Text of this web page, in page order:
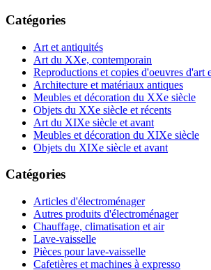
Catégories
Art et antiquités
Art du XXe, contemporain
Reproductions et copies d'oeuvres d'art
Architecture et matériaux antiques
Meubles et décoration du XXe siècle
Objets du XXe siècle et récents
Art du XIXe siècle et avant
Meubles et décoration du XIXe siècle
Objets du XIXe siècle et avant
Catégories
Articles d'électroménager
Autres produits d'électroménager
Chauffage, climatisation et air
Lave-vaisselle
Pièces pour lave-vaisselle
Cafetières et machines à expresso